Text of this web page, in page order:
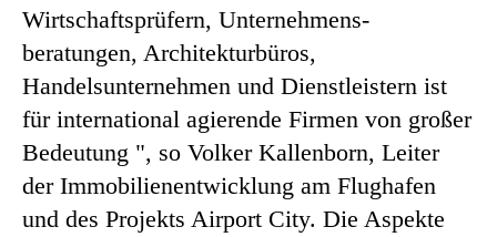
Wirtschaftsprüfern, Unternehmens-
beratungen, Architekturbüros,
Handelsunternehmen und Dienstleistern ist
für international agierende Firmen von großer
Bedeutung ", so Volker Kallenborn, Leiter
der Immobilienentwicklung am Flughafen
und des Projekts Airport City. Die Aspekte